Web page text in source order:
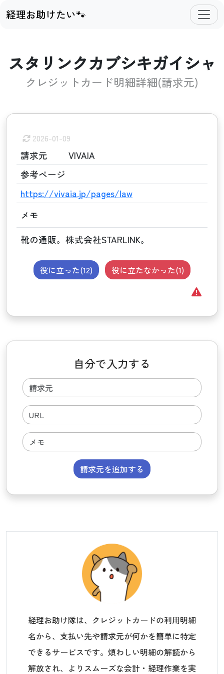
経理お助けたい🐾
スタリンクカブシキガイシャ
クレジットカード明細詳細(請求元)
2026-01-09
請求元
VIVAIA
参考ページ
https://vivaia.jp/pages/law
メモ
靴の通販。株式会社STARLINK。
役に立った(12) 役に立たなかった(1)
自分で入力する
請求元を追加する
経理お助け隊は、クレジットカードの利用明細
名から、支払い先や請求元が何かを簡単に特定
できるサービスです。煩わしい明細の解読から
解放され、よりスムーズな会計・経理作業を実